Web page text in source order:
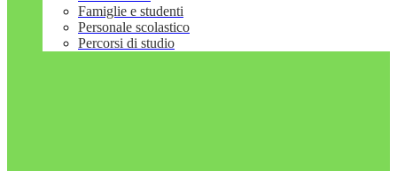
Famiglie e studenti
Personale scolastico
Percorsi di studio